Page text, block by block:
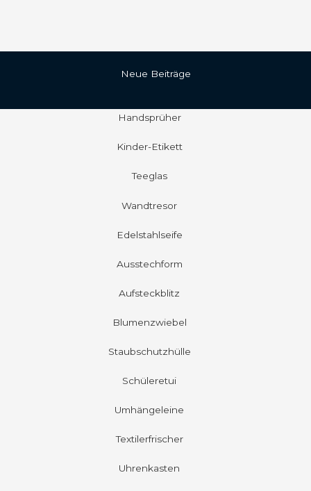
Neue Beiträge
Handsprüher
Kinder-Etikett
Teeglas
Wandtresor
Edelstahlseife
Ausstechform
Aufsteckblitz
Blumenzwiebel
Staubschutzhülle
Schüleretui
Umhängeleine
Textilerfrischer
Uhrenkasten